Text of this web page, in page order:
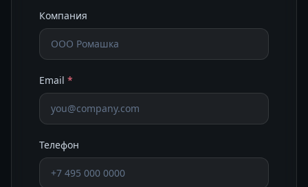
Компания
Email *
Телефон